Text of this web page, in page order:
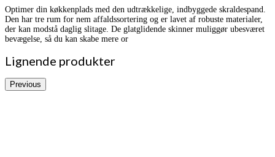
Optimer din køkkenplads med den udtrækkelige, indbyggede skraldespand.
Den har tre rum for nem affaldssortering og er lavet af robuste materialer,
der kan modstå daglig slitage. De glatglidende skinner muliggør ubesværet
bevægelse, så du kan skabe mere or
Lignende produkter
Previous